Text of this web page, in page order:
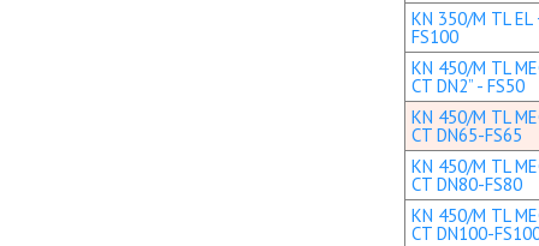
KN 350/M TL EL
FS100
KN 450/M TL
CT DN2” - FS50
KN 450/M TL
CT DN65-FS65
KN 450/M TL
CT DN80-FS80
KN 450/M TL
CT DN100-